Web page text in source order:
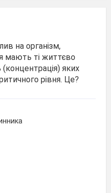
на організм,
мають ті життєво
(концентрація) яких
рівня. Це?